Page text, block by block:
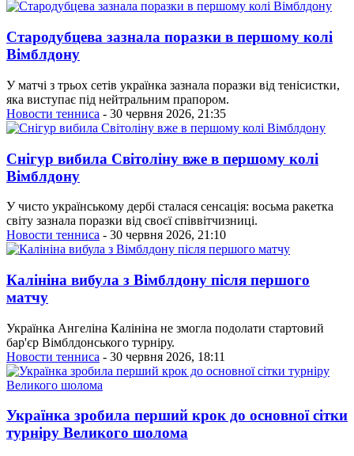
Стародубцева зазнала поразки в першому колі
Вімблдону
У матчі з трьох сетів українка зазнала поразки від тенісистки,
яка виступає під нейтральним прапором.
Новости тенниса - 30 червня 2026, 21:35
Снігур вибила Світоліну вже в першому колі
Вімблдону
У чисто українському дербі сталася сенсація: восьма ракетка
світу зазнала поразки від своєї співвітчизниці.
Новости тенниса - 30 червня 2026, 21:10
Калініна вибула з Вімблдону після першого
матчу
Українка Ангеліна Калініна не змогла подолати стартовий
бар'єр Вімблдонського турніру.
Новости тенниса - 30 червня 2026, 18:11
Українка зробила перший крок до основної сітки
турніру Великого шолома